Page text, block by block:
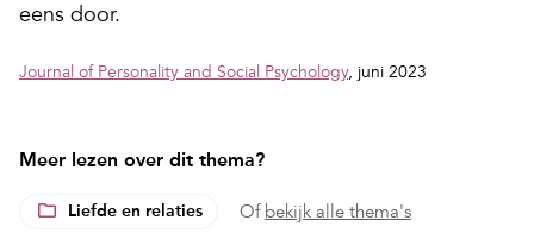
eens door.
Journal of Personality and Social Psychology, juni 2023
Meer lezen over dit thema?
Liefde en relaties Of bekijk alle thema's